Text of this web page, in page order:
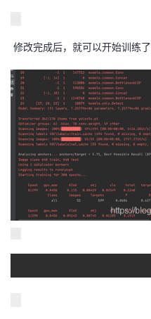
修改完成后，就可以开始训练了